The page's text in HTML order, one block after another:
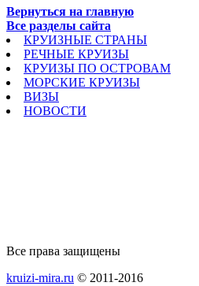
Вернуться на главную
Все разделы сайта
КРУИЗНЫЕ СТРАНЫ
РЕЧНЫЕ КРУИЗЫ
КРУИЗЫ ПО ОСТРОВАМ
МОРСКИЕ КРУИЗЫ
ВИЗЫ
НОВОСТИ
Все права защищены
kruizi-mira.ru © 2011-2016